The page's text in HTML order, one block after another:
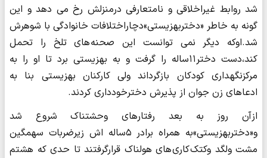
شد روابط غیراخلاقی و نامتعارفی درمنزلش رخ می دهد و این
گونه به خاطر «دختربهزیستی»دچاراختلافات خانوادگی با شوهرش
شد.اوکه دیگر نمی توانست این صحنه های تلخ را تحمل
کند،دست دختر۱۱ساله را گرفت و به بهزیستی برد تا او را به
مرکزنگهداری کودکان بازگرداند ولی کارکنان بهزیستی بنا به
ادعاهای زن جوان از پذیرش دخترخودداری کردند.
​​​​​​​ازآن روز به بعد رفتارهای وحشتناک شروع شد
و«دختربهزیستی»به همراه برادر ۵ساله اش زیرضربات سهمگین
مشت ولگد وکتک کاری های هولناک قرارگرفتند تا حدی که هشتم